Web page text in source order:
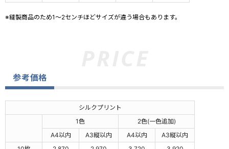
※縫製商品のため1～2センチほどサイズが違う場合もあります。
参考価格
シルクプリント
1色
2色(一色追加)
A4以内
A3縦以内 A4以内
A3縦以内